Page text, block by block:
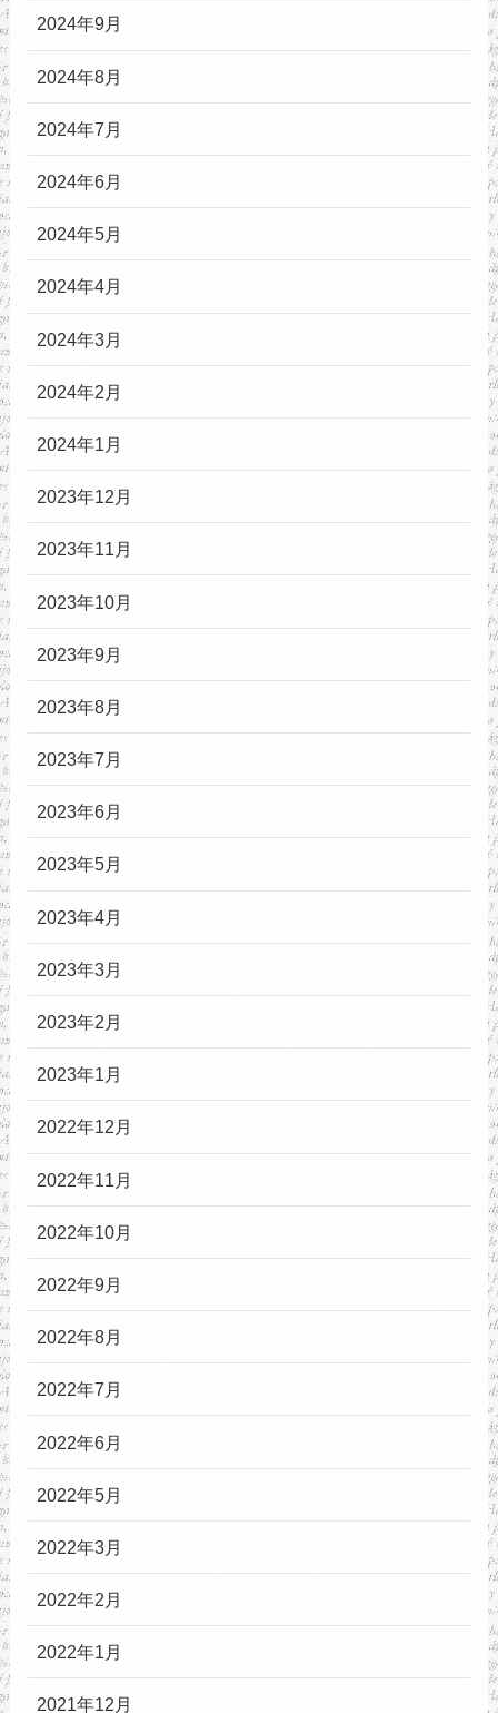
2024年9月
2024年8月
2024年7月
2024年6月
2024年5月
2024年4月
2024年3月
2024年2月
2024年1月
2023年12月
2023年11月
2023年10月
2023年9月
2023年8月
2023年7月
2023年6月
2023年5月
2023年4月
2023年3月
2023年2月
2023年1月
2022年12月
2022年11月
2022年10月
2022年9月
2022年8月
2022年7月
2022年6月
2022年5月
2022年3月
2022年2月
2022年1月
2021年12月